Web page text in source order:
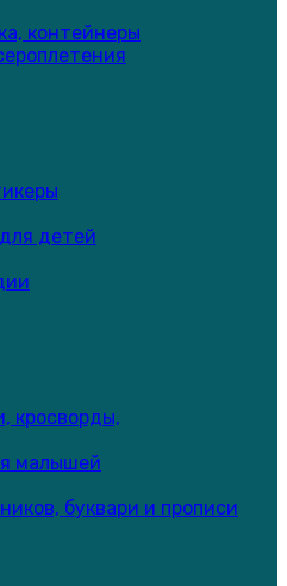
контейнеры
детей
кросворды,
малышей
буквари и прописи